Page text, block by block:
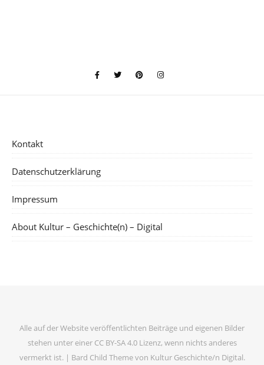
Kontakt
Datenschutzerklärung
Impressum
About Kultur – Geschichte(n) – Digital
Alle auf der Website veröffentlichten Beiträge und eigenen Bilder
stehen unter einer CC BY-SA 4.0 Lizenz, wenn nichts anderes
vermerkt ist. | Bard Child Theme von Kultur Geschichte/n Digital.